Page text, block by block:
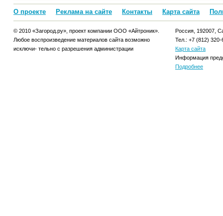
О проекте Реклама на сайте Контакты Карта сайта
© 2010 «Загород.ру», проект компании ООО «Айтроник».
Любое воспроизведение материалов сайта возможно
исключи- тельно с разрешения администрации
Россия, 192007,
Тел.: +7 (812) 320-
Карта сайта
Информация
Подробнее